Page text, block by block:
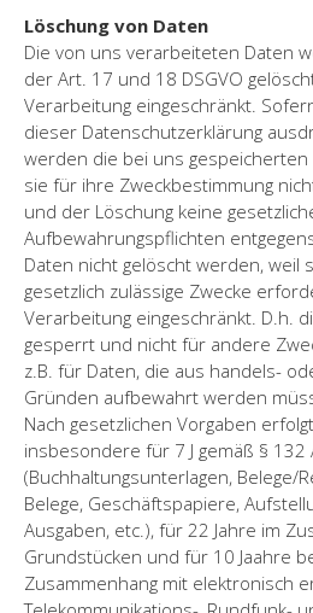
Löschung von Daten
Die von uns verarbeiteten Daten
der Art. 17 und 18 DSGVO
Verarbeitung eingeschränkt.
dieser Datenschutzerklärung
werden die bei uns gespeicherten
sie für ihre Zweckbestimmung
und der Löschung keine
Aufbewahrungspflichten
Daten nicht gelöscht werden, weil
gesetzlich zulässige Zwecke
Verarbeitung eingeschränkt. D.h.
gesperrt und nicht für andere
z.B. für Daten, die aus handels-
Gründen aufbewahrt werden
Nach gesetzlichen Vorgaben
insbesondere für 7 J gemäß § 132
(Buchhaltungsunterlagen, Belege/
Belege, Geschäftspapiere,
Ausgaben, etc.), für 22 Jahre im
Grundstücken und für 10 Jaahre
Zusammenhang mit elektronisch